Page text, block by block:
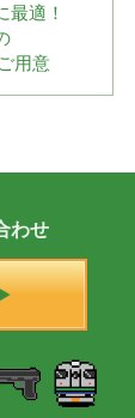
最適！
用意
わせ